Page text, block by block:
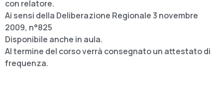
con relatore.
Ai sensi della Deliberazione Regionale 3 novembre
2009, n°825
Disponibile anche in aula.
Al termine del corso verrà consegnato un attestato di
frequenza.